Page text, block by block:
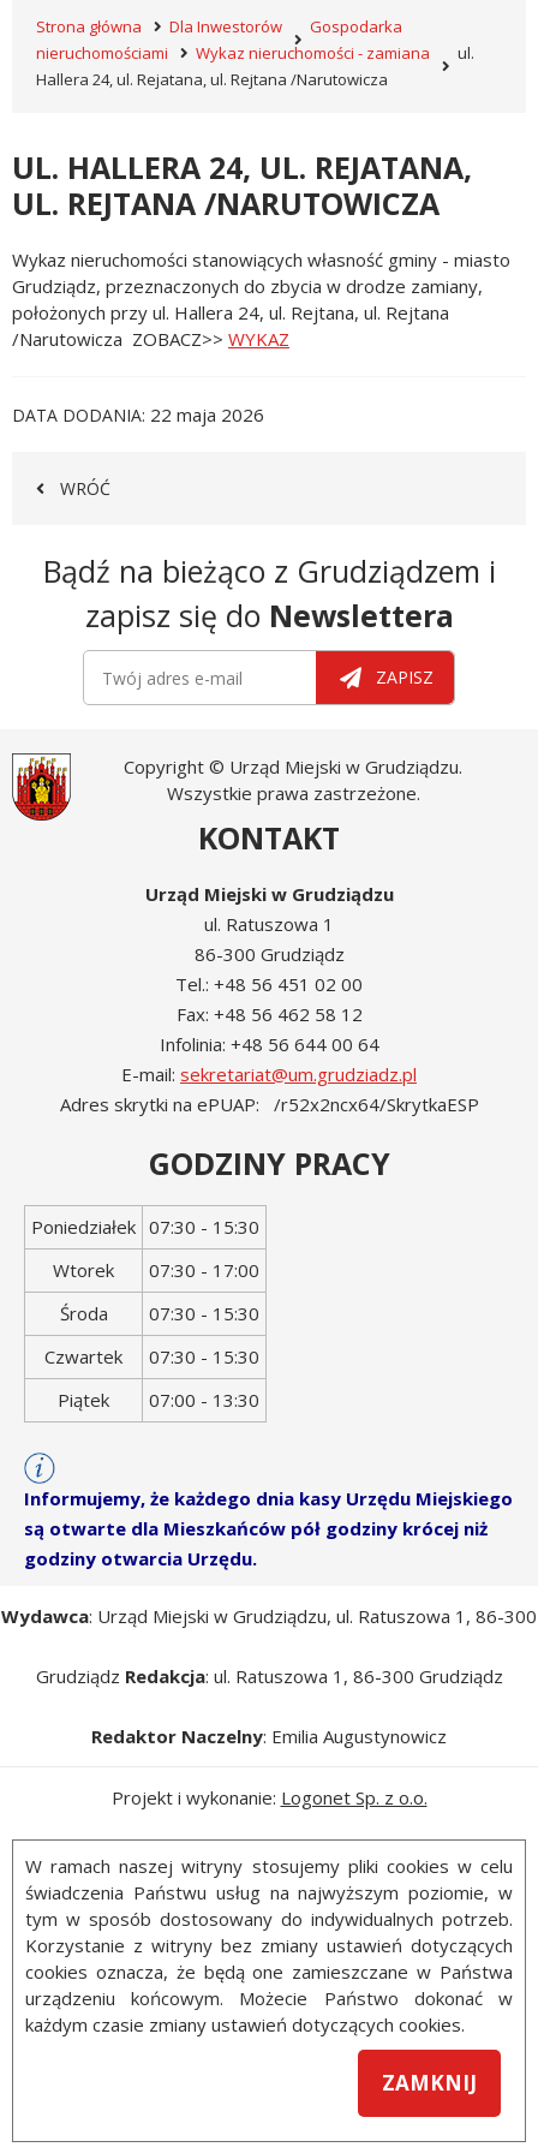
Strona główna Dla Inwestorów
Gospodarka
nieruchomościami
Wykaz nieruchomości - zamiana
ul.
Hallera 24, ul. Rejatana, ul. Rejtana /Narutowicza
UL. HALLERA 24, UL. REJATANA,
UL. REJTANA /NARUTOWICZA
Wykaz nieruchomości stanowiących własność gminy - miasto
Grudziądz, przeznaczonych do zbycia w drodze zamiany,
położonych przy ul. Hallera 24, ul. Rejtana, ul. Rejtana
/Narutowicza ZOBACZ>> WYKAZ
DATA DODANIA 22 maja 2026
WRÓĆ
Newsletter
Bądź na bieżąco z Grudziądzem i
zapisz się do Newslettera
ZAPISZ
Copyright © Urząd Miejski w Grudziądzu.
Wszystkie prawa zastrzeżone.
KONTAKT
Urząd Miejski w Grudziądzu
ul. Ratuszowa 1
86-300 Grudziądz
Tel.: +48 56 451 02 00
Fax: +48 56 462 58 12
Infolinia: +48 56 644 00 64
E-mail: sekretariat@um.grudziadz.pl
Adres skrytki na ePUAP: /r52x2ncx64/SkrytkaESP
GODZINY PRACY
Dzień
tygodnia
Godziny
otwarcia
Poniedziałek 07:30 - 15:30
Wtorek
07:30 - 17:00
Środa
07:30 - 15:30
Czwartek
07:30 - 15:30
Piątek
07:00 - 13:30
Informujemy, że każdego dnia kasy Urzędu Miejskiego
są otwarte dla Mieszkańców pół godziny krócej niż
godziny otwarcia Urzędu.
Wydawca: Urząd Miejski w Grudziądzu, ul. Ratuszowa 1, 86-300
Grudziądz Redakcja: ul. Ratuszowa 1, 86-300 Grudziądz
Redaktor Naczelny: Emilia Augustynowicz
Projekt i wykonanie: Logonet Sp. z o.o.
W ramach naszej witryny stosujemy pliki cookies w celu
świadczenia Państwu usług na najwyższym poziomie, w
tym w sposób dostosowany do indywidualnych potrzeb.
Korzystanie z witryny bez zmiany ustawień dotyczących
cookies oznacza, że będą one zamieszczane w Państwa
urządzeniu końcowym. Możecie Państwo dokonać w
każdym czasie zmiany ustawień dotyczących cookies.
ZAMKNIJ